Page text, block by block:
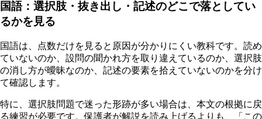
国語：選択肢・抜き出し・記述のどこで落としてい
るかを見る
国語は、点数だけを見ると原因が分かりにくい教科です。読め
ていないのか、設問の聞かれ方を取り違えているのか、選択肢
の消し方が曖昧なのか、記述の要素を拾えていないのかを分け
て確認します。
特に、選択肢問題で迷った形跡が多い場合は、本文の根拠に戻
る練習が必要です。保護者が解説を読み上げるよりも、「この